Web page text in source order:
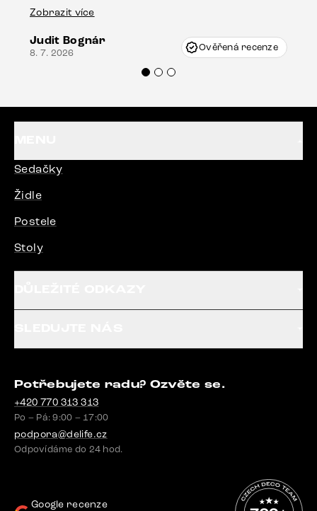
drobné poškození u nohy stolu, které mohlo
Vincze mi velmi korektně vyšli vstříc.
Doporučuji produkty Delife všem.“
Zobrazit více
Judit Bognár
8. 7. 2026 Ověřená recenze
Sedačky
Židle
Postele
Stoly
Potřebujete radu? Ozvěte se.
+420 770 313 313
Po – Pá: 9:00 – 17:00
podpora@delife.cz
Odpovídáme do 24 hod.
Google recenze